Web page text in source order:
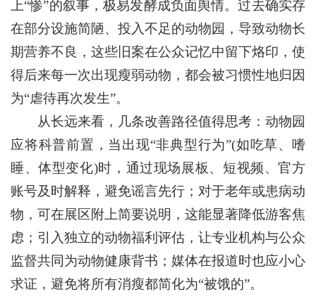
上“惨”的叙事，极易发酵成负面舆情。过去确实存
在部分设施简陋、投入不足的动物园，导致动物长
期营养不良，这些旧案在公众记忆中留下烙印，使
得后来每一次出现瘦弱动物，都会被习惯性地归因
为“虐待再次发生”。
从长远来看，几条改善路径值得思考：动物园
应将科普前置，当出现“非典型行为”(如吃草、嗜
睡、体型变化)时，通过现场展板、短视频、官方
账号及时解释，避免谣言先行；对于老年或患病动
物，可在展区附上简要说明，这能显著降低游客焦
虑；引入独立的动物福利评估，让专业机构与公众
监督共同为动物健康背书；媒体在报道时也应小心
求证，避免将所有消瘦都简化为“被饿的”。